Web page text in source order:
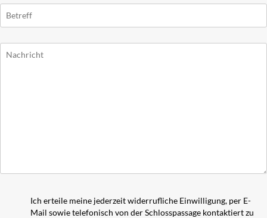
Ich erteile meine jederzeit widerrufliche Einwilligung, per E-
Mail sowie telefonisch von der Schlosspassage kontaktiert zu